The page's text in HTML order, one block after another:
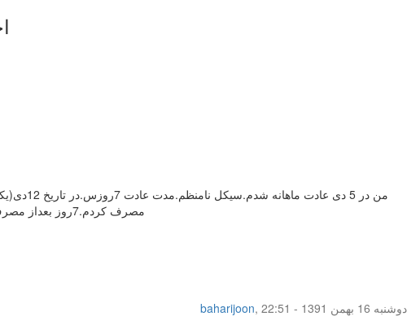
بعد از روش اورژانسی (2عدد hdو 12ساعت بعد 2عدد دیگر)مصرف کردم.7روز بعداز مصرف خون ریزی داشتم که 3 روز ادامه داشت.آزمایش خون دادن جواب منفی بود
baharijoon,
دوشنبه 16 بهمن 1391 - 22:51